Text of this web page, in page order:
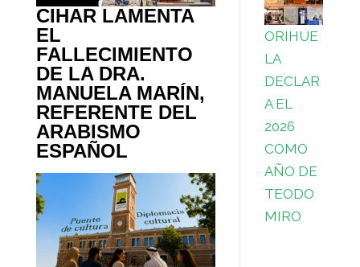
CIHAR LAMENTA
EL
FALLECIMIENTO
DE LA DRA.
MANUELA MARÍN,
REFERENTE DEL
ARABISMO
ESPAÑOL
ORIHUE
LA
DECLAR
A EL
2026
COMO
AÑO DE
TEODO
MIRO